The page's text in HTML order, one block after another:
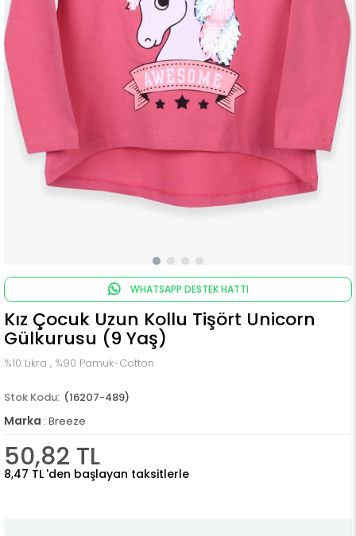
WHATSAPP DESTEK HATTI
Kız Çocuk Uzun Kollu Tişört Unicorn
Gülkurusu (9 Yaş)
%10 Likra , %90 Pamuk-Cotton
(16207-489)
Marka : Breeze
50,82 TL
8,47 TL 'den başlayan taksitlerle